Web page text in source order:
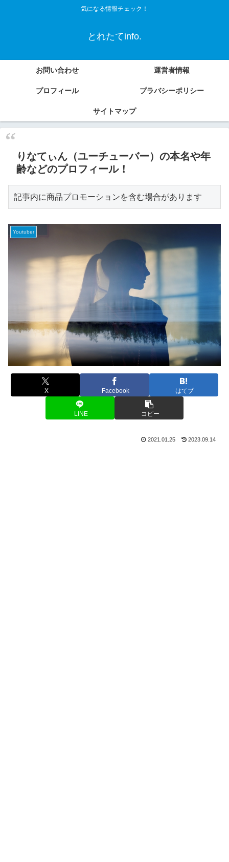
気になる情報チェック！
とれたてinfo.
お問い合わせ 運営者情報
プロフィール プラバシーポリシー
サイトマップ
りなてぃん（ユーチューバー）の本名や年
齢などのプロフィール！
記事内に商品プロモーションを含む場合があります
Youtuber
X Facebook はてブ
LINE コピー
2021.01.25 2023.09.14